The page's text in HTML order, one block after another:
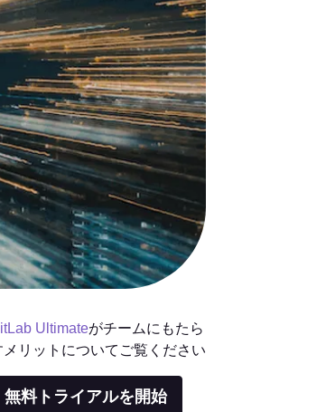
Ultimateがチームにもたら
メリットについてご覧ください
無料トライアルを開始